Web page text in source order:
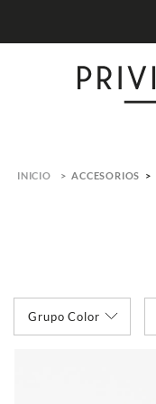
ACCESORIOS
Grupo Color